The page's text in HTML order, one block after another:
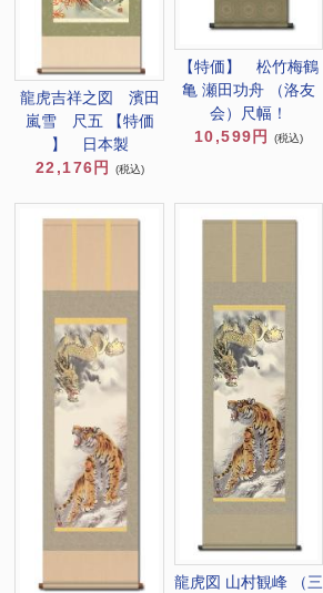
龍虎吉祥之図 濱田
嵐雪 尺五 【特価
】 日本製
22,176円
(税込)
【特価】 松竹梅鶴
亀 瀬田功舟 （洛友
会）尺幅！
10,599円
(税込)
龍虎図 山村観峰 （三